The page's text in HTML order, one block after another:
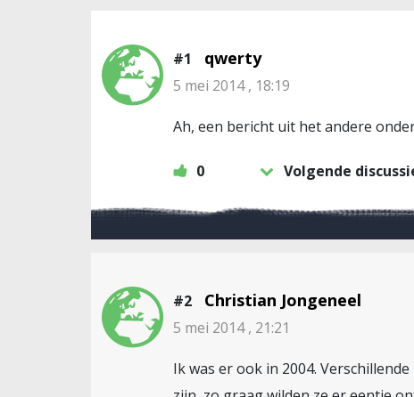
#1 qwerty
5 mei 2014 , 18:19
Ah, een bericht uit het andere
0 Volgende
#2 Christian Jongeneel
5 mei 2014 , 21:21
Ik was er ook in 2004.